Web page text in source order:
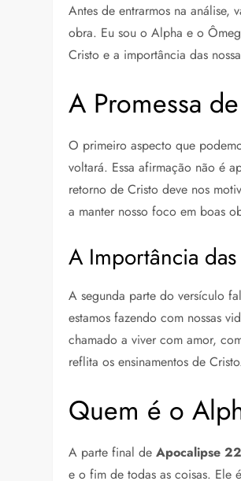
Antes de entrarmos na análise,
obra. Eu sou o Alpha e o
Cristo e a importância das
A Promessa
O primeiro aspecto que
voltará. Essa afirmação não é
retorno de Cristo deve nos
a manter nosso foco em boas
A Importância
A segunda parte do versículo
estamos fazendo com nossas
chamado a viver com amor,
reflita os ensinamentos de
Quem é o
A parte final deApocalipse
e o fim de todas as coisas. Ele